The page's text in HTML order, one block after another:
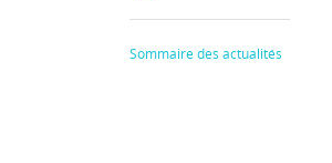
Sommaire des actualités